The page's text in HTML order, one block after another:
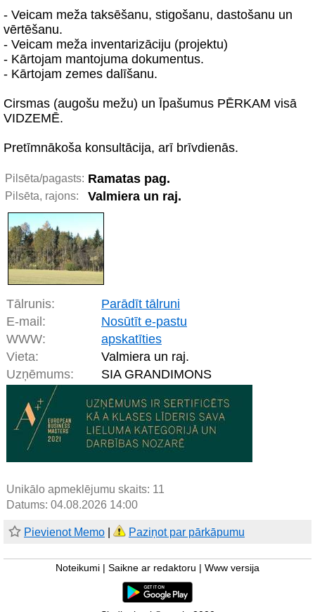
- Veicam meža taksēšanu, stigošanu, dastošanu un
vērtēšanu.
- Veicam meža inventarizāciju (projektu)
- Kārtojam mantojuma dokumentus.
- Kārtojam zemes dalīšanu.
Cirsmas (augošu mežu) un Īpašumus PĒRKAM visā
VIDZEMĒ.
Pretīmnākoša konsultācija, arī brīvdienās.
Pilsēta/pagasts: Ramatas pag.
Pilsēta, rajons: Valmiera un raj.
Tālrunis:
Parādīt tālruni
E-mail:
Nosūtīt e-pastu
WWW:
apskatīties
Vieta:
Valmiera un raj.
Uzņēmums:
SIA GRANDIMONS
Unikālo apmeklējumu skaits: 11
Datums: 04.08.2026 14:00
Pievienot Memo Paziņot par pārkāpumu
Noteikumi Saikne ar redaktoru Www versija